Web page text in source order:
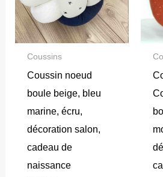
Coussins
Coussin noeud
boule beige, bleu
marine, écru,
décoration salon,
cadeau de
naissance